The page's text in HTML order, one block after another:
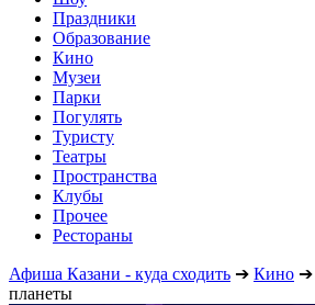
Праздники
Образование
Кино
Музеи
Парки
Погулять
Туристу
Театры
Пространства
Клубы
Прочее
Рестораны
Афиша Казани - куда сходить ➔ Кино ➔
планеты